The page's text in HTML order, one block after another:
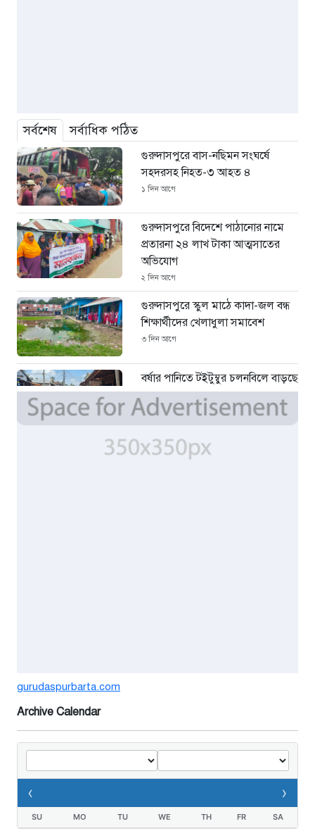
সর্বশেষ সর্বাধিক পঠিত
গুরুদাসপুরে বাস-নছিমন সংঘর্ষে
সহদরসহ নিহত-৩ আহত ৪
১ দিন আগে
গুরুদাসপুরে বিদেশে পাঠানোর নামে
প্রতারনা ২৪ লাখ টাকা আত্মসাতের
অভিযোগ
২ দিন আগে
গুরুদাসপুরে স্কুল মাঠে কাদা-জল বন্ধ
শিক্ষার্থীদের খেলাধুলা সমাবেশ
৩ দিন আগে
বর্ষার পানিতে টইটুম্বুর চলনবিলে বাড়ছে
ডিঙি নৌকার চাহিদা
৫ দিন আগে
সিন্ডিকেটের কবজায় পাটের বাজার,
তথ্যবিভ্রাট সংবাদের প্রতিবাদে
gurudaspurbarta.com
Archive Calendar
‹ ›
SU MO TU WE TH FR SA